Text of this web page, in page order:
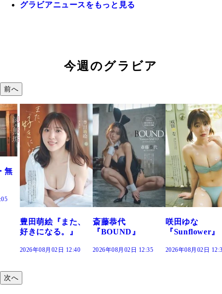
グラビアニュースをもっと見る
今週のグラビア
前へ
斎藤恭代
『BOUND』
2026年08月02日 12:35
咲田ゆな
『Sunflower』
2026年08月02日 12:30
藤水咲桜『花
だまり』
2026年08月02日
次へ